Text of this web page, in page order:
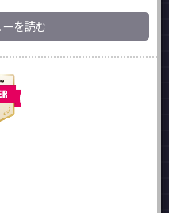
を読む